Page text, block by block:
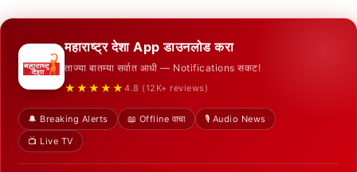
महाराष्ट्र देशा App डाउनलोड करा
ताज्या बातम्या सर्वात आधी — Notifications सकट!
★★★★★ 4.8 (12K+ reviews)
🔔 Breaking Alerts 📖 Offline वाचा
🎙️ Audio News
📺 Live TV